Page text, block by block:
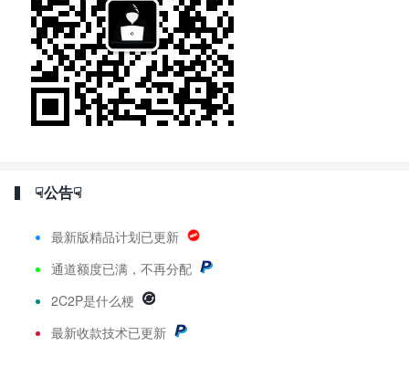
☟公告☟
最新版精品计划已更新
通道额度已满，不再分配
2C2P是什么梗
最新收款技术已更新